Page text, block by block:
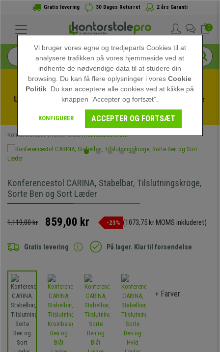
Gratis levering 30 Dages Returret 2 års Garanti
0
Udnyt sommerudsalget hos kontorstolepro! Eksklusive
rabatter i en begrænset periode - Se tilbuddet
Kontorstolepro Kontorstole Konference Stole
Konferencestol CARINA, Stabelbar, Tilslutningskroge,
Sorte Ben og Sort Læder
1.119,00 kr 859,00 kr -23% (1073,75 kr MOMS inkluderet)
Gratis levering På lager. Klar til forsendelse
+ Farver
Vi bruger vores egne og tredjeparts Cookies til at
analysere trafikken på vores hjemmeside ved at
indhente de nødvendige data til at studere din
browsing. Du kan få flere oplysninger i voresCookie
Politik . Du kan acceptere alle cookies ved at klikke på
knappen ”Accepter og fortsæt”.
KONFIGURER ACCEPTER OG FORTSÆT